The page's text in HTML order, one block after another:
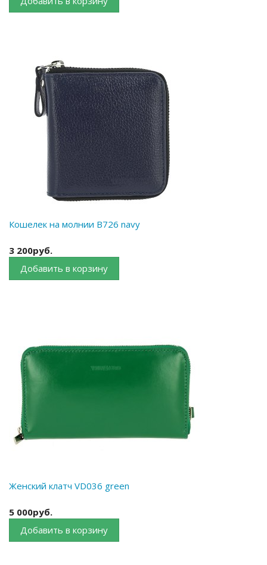
Кошелек на молнии B726 navy
3 200руб.
Добавить в корзину
Женский клатч VD036 green
5 000руб.
Добавить в корзину